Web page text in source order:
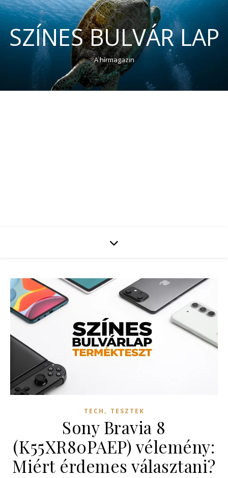
SZÍNES BULVÁR LAP
A hírmagazin
TECH , TESZTEK
Sony Bravia 8
(K55XR80PAEP) vélemény:
Miért érdemes választani?